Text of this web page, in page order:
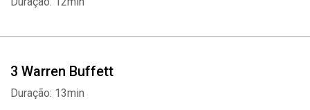
3 Warren Buffett
Duração: 13min